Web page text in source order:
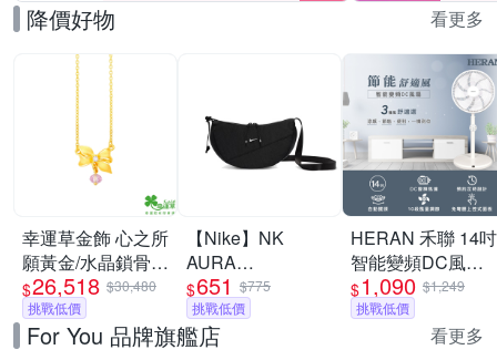
降價好物 看更多
幸運草金飾 心之所
願黃金/水晶鎖骨項
鍊
$26,518 $30,480
挑戰低價
【Nike】NK
AURA
CRESCENT
CROSSBODY 斜
背包 男女 A-
$651 $775
挑戰低價
HERAN 禾聯 14吋
智能變頻DC風扇
HDF-14WT760
[限時優惠]
$1,090 $1,249
挑戰低價
For You 品牌旗艦店 看更多